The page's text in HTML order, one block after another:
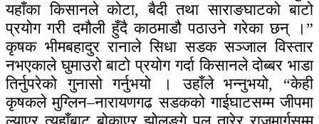
यहाँका किसानले कोटा, बैदी तथा साराङघाटको बाटो
प्रयोग गरी दमौली हुँदै काठमाडौ पठाउने गरेका छन् ।”
कृषक भीमबहादुर रानाले सिधा सडक सञ्जाल विस्तार
नभएकाले घुमाउरो बाटो प्रयोग गर्दा किसानले दोब्बर भाडा
तिर्नुपरेको गुनासो गर्नुभयो । उहाँले भन्नुभयो, “केही
कृषकले मुग्लिन–नारायणगढ सडकको गाईघाटसम्म जीपमा